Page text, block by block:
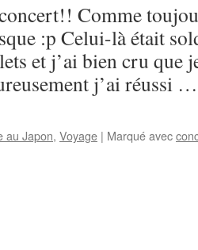
Comme
:p Celui-là était
et j’ai bien cru que
j’ai réussi
au Japon, Voyage | Marqué avec